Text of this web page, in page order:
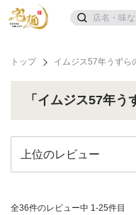
トップ イムジス57年うずら
「イムジス57年
全36件のレビュー中 1-25件目